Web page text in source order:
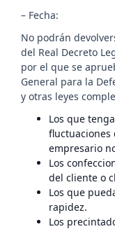
– Fecha:
No podrán
del Real Decreto
por el que se
General para la
y otras leyes
Los que
fluctuaciones
empresario
Los
del cliente o
Los que
rapidez.
Los